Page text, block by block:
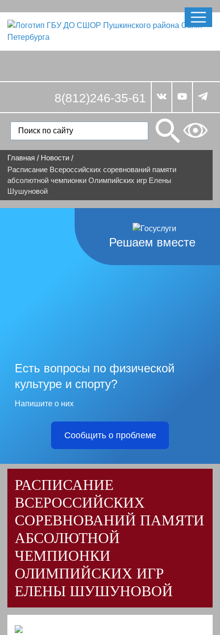
8(812)246-35-61
Главная / Новости /
Расписание Всероссийских соревнований памяти
абсолютной чемпионки Олимпийских игр Елены
Шушуновой
Решаем вместе
Есть вопросы по физической
культуре и спорту?
Напишите о них
Сообщить о проблеме
РАСПИСАНИЕ
ВСЕРОССИЙСКИХ
СОРЕВНОВАНИЙ ПАМЯТИ
АБСОЛЮТНОЙ
ЧЕМПИОНКИ
ОЛИМПИЙСКИХ ИГР
ЕЛЕНЫ ШУШУНОВОЙ